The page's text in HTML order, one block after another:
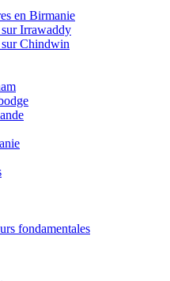
en Birmanie
Irrawaddy
Chindwin
fondamentales